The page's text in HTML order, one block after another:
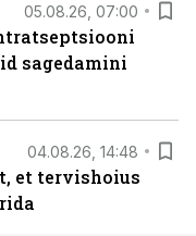
05.08.26, 07:00
sagedamini
04.08.26, 14:48
et tervishoius